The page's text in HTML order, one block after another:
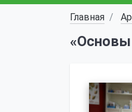
Главная
«Основы